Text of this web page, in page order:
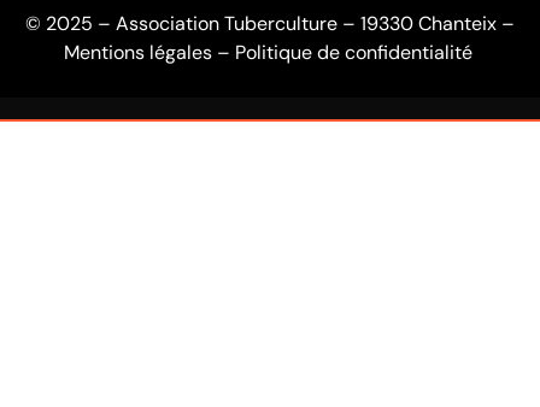
© 2025 – Association Tuberculture – 19330 Chanteix –
Mentions légales– Politique de confidentialité